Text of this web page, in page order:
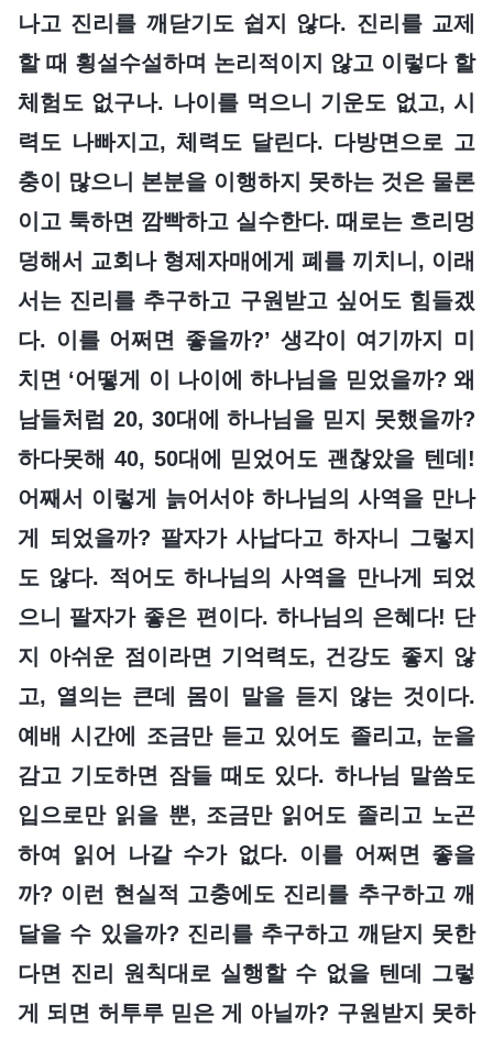
나고 진리를 깨닫기도 쉽지 않다. 진리를 교제
할 때 횡설수설하며 논리적이지 않고 이렇다 할
체험도 없구나. 나이를 먹으니 기운도 없고, 시
력도 나빠지고, 체력도 달린다. 다방면으로 고
충이 많으니 본분을 이행하지 못하는 것은 물론
이고 툭하면 깜빡하고 실수한다. 때로는 흐리멍
덩해서 교회나 형제자매에게 폐를 끼치니, 이래
서는 진리를 추구하고 구원받고 싶어도 힘들겠
다. 이를 어쩌면 좋을까?’ 생각이 여기까지 미
치면 ‘어떻게 이 나이에 하나님을 믿었을까? 왜
남들처럼 20, 30대에 하나님을 믿지 못했을까?
하다못해 40, 50대에 믿었어도 괜찮았을 텐데!
어째서 이렇게 늙어서야 하나님의 사역을 만나
게 되었을까? 팔자가 사납다고 하자니 그렇지
도 않다. 적어도 하나님의 사역을 만나게 되었
으니 팔자가 좋은 편이다. 하나님의 은혜다! 단
지 아쉬운 점이라면 기억력도, 건강도 좋지 않
고, 열의는 큰데 몸이 말을 듣지 않는 것이다.
예배 시간에 조금만 듣고 있어도 졸리고, 눈을
감고 기도하면 잠들 때도 있다. 하나님 말씀도
입으로만 읽을 뿐, 조금만 읽어도 졸리고 노곤
하여 읽어 나갈 수가 없다. 이를 어쩌면 좋을
까? 이런 현실적 고충에도 진리를 추구하고 깨
달을 수 있을까? 진리를 추구하고 깨닫지 못한
다면 진리 원칙대로 실행할 수 없을 텐데 그렇
게 되면 허투루 믿은 게 아닐까? 구원받지 못하